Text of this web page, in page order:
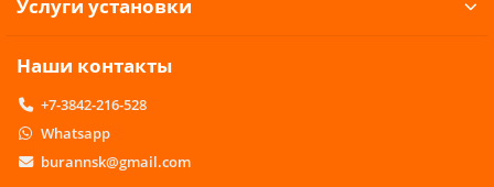
Шаровый кран с электроприводом представляет собой
который способен автоматически открывать или закрывать
В отличие от обычного ручного крана, электроприводной
кран работает без участия человека. При получении сигнала
от системы защиты от протечек привод поворачивает
шаровый механизм и полностью перекрывает поток воды.
Услуги установки
Наши контакты
+7-3842-216-528
Whatsapp
burannsk@gmail.com